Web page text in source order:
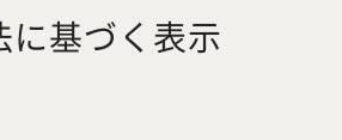
に基づく表示